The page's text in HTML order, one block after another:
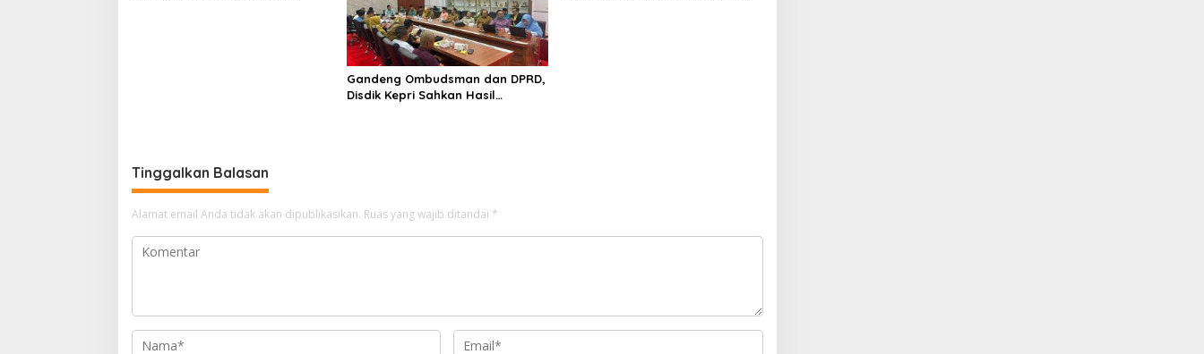
Gandeng Ombudsman dan DPRD,
Disdik Kepri Sahkan Hasil
Tinggalkan Balasan
Alamat email Anda tidak akan dipublikasikan. Ruas yang wajib ditandai *